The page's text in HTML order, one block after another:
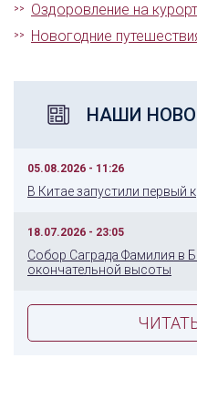
Оздоровление на
Новогодние
НАШИ
05.08.2026 - 11:26
В Китае запустили первый
18.07.2026 - 23:05
Собор Саграда Фамилия в
окончательной высоты